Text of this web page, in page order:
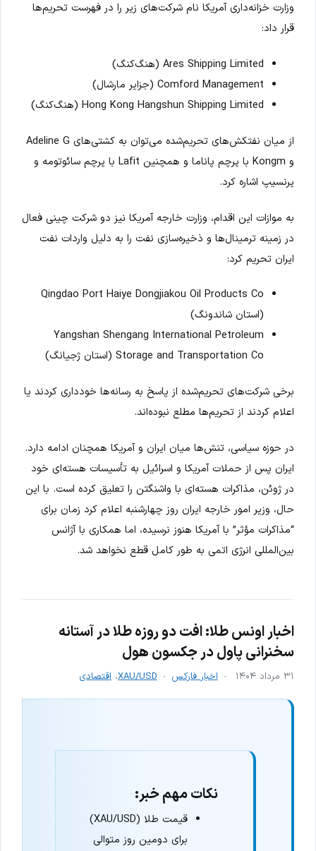
وزارت خزانه‌داری آمریکا نام شرکت‌های زیر را در فهرست تحریم‌ها
قرار داد:
Ares Shipping Limited (هنگ‌کنگ)
Comford Management (جزایر مارشال)
Hong Kong Hangshun Shipping Limited (هنگ‌کنگ)
از میان نفتکش‌های تحریم‌شده می‌توان به کشتی‌های Adeline G
و Kongm با پرچم پاناما و همچنین Lafit با پرچم سائوتومه و
پرنسیپ اشاره کرد.
به موازات این اقدام، وزارت خارجه آمریکا نیز دو شرکت چینی فعال
در زمینه ترمینال‌ها و ذخیره‌سازی نفت را به دلیل واردات نفت
ایران تحریم کرد:
Qingdao Port Haiye Dongjiakou Oil Products Co
(استان شاندونگ)
Yangshan Shengang International Petroleum
Storage and Transportation Co (استان ژجیانگ)
برخی شرکت‌های تحریم‌شده از پاسخ به رسانه‌ها خودداری کردند یا
اعلام کردند از تحریم‌ها مطلع نبوده‌اند.
در حوزه سیاسی، تنش‌ها میان ایران و آمریکا همچنان ادامه دارد.
ایران پس از حملات آمریکا و اسرائیل به تأسیسات هسته‌ای خود
در ژوئن، مذاکرات هسته‌ای با واشنگتن را تعلیق کرده است. با این
حال، وزیر امور خارجه ایران روز چهارشنبه اعلام کرد زمان برای
“مذاکرات مؤثر” با آمریکا هنوز نرسیده، اما همکاری با آژانس
بین‌المللی انرژی اتمی به طور کامل قطع نخواهد شد.
اخبار اونس طلا: افت دو روزه طلا در آستانه
سخنرانی پاول در جکسون هول
۳۱ مرداد ۱۴۰۴ اخبار فارکس XAU/USD، اقتصادی
نکات مهم خبر:
قیمت طلا (XAU/USD)
برای دومین روز متوالی